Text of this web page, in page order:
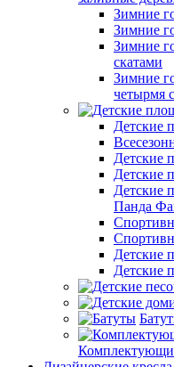
Зимние
Зимние
Зимние
скатами
Зимние
четырмя
Детские
Детские
Детские
Детские
Панда
Детские
Детские